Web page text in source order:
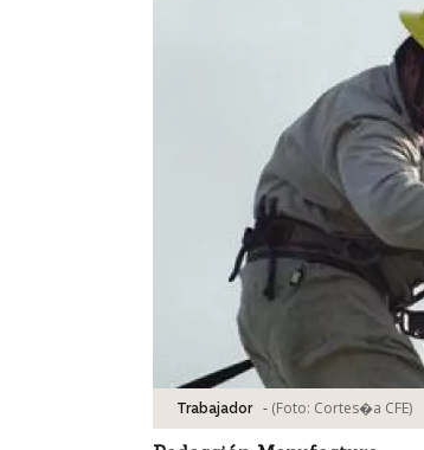
Trabajador - (Foto: Cortes�a CFE)